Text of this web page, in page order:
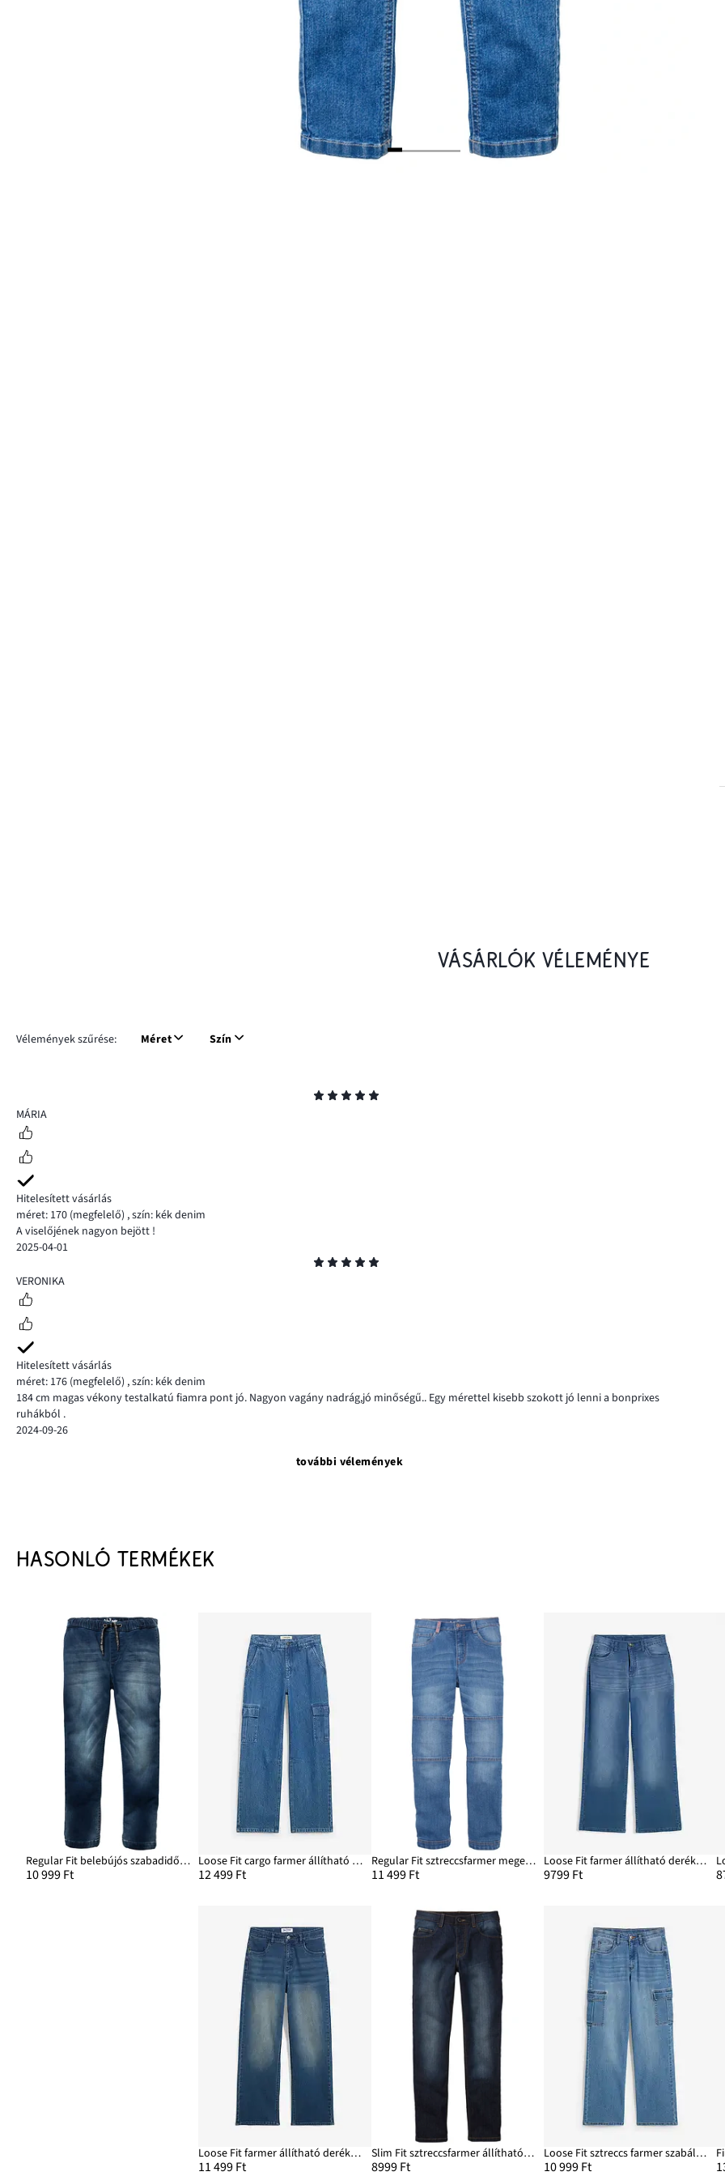
VÁSÁRLÓK VÉLEMÉNYE
Vélemények szűrése: Méret Szín
5
MÁRIA
Hitelesített vásárlás
méret: 170 (megfelelő) ,szín: kék denim
A viselőjének nagyon bejött !
2025-04-01
5
VERONIKA
Hitelesített vásárlás
méret: 176 (megfelelő) ,szín: kék denim
184 cm magas vékony testalkatú fiamra pont jó. Nagyon vagány nadrág,jó minőségű.. Egy mérettel kisebb szokott jó lenni a bonprixes
ruhákból .
2024-09-26
további vélemények
HASONLÓ TERMÉKEK
Regular Fit belebújós szabadidős farmer, Straight
10 999 Ft
Loose Fit cargo farmer állítható derékpánttal, Straight
12 499 Ft
Regular Fit sztreccsfarmer megerősített térdrésszel, Straight
11 499 Ft
Loose Fit farmer állítható derékpánttal, Straight
9799 Ft
Loose Fit farmer állítható derékpánttal, Straight
11 499 Ft
Slim Fit sztreccsfarmer állítható derékpánttal, Straight
8999 Ft
Loose Fit sztreccs farmer szabályozható derékpánttal, Straight
10 999 Ft